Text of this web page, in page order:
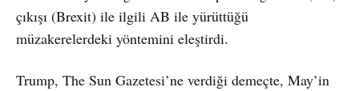
çıkışı (Brexit) ile ilgili AB ile yürüttüğü
müzakerelerdeki yöntemini eleştirdi.
Trump, The Sun Gazetesi’ne verdiği demeçte, May’in